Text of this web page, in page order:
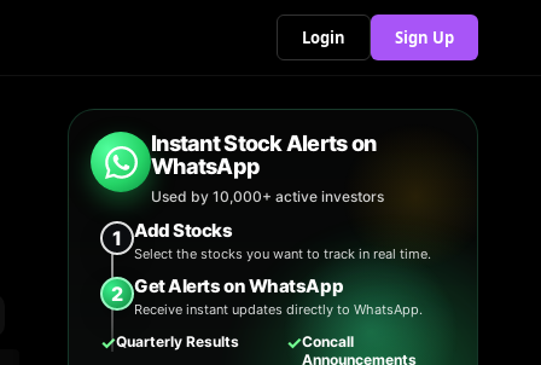
Login Sign Up
Instant Stock Alerts on
WhatsApp
Used by 10,000+ active investors
1 Add Stocks
Select the stocks you want to track in real time.
2 Get Alerts on WhatsApp
Receive instant updates directly to WhatsApp.
✓Quarterly Results ✓Concall
Announcements